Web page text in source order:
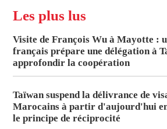
Les plus lus
Visite de François Wu à Mayotte :
français prépare une délégation à
approfondir la coopération
Taïwan suspend la délivrance de
Marocains à partir d'aujourd'hui
le principe de réciprocité